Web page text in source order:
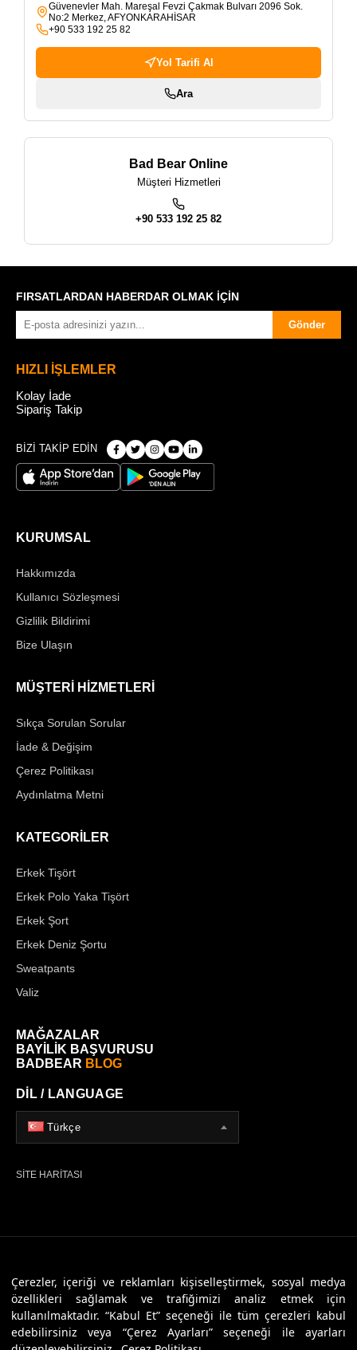
Çerezler, içeriği ve reklamları kişiselleştirmek, sosyal medya
özellikleri sağlamak ve trafiğimizi analiz etmek için
kullanılmaktadır. “Kabul Et” seçeneği ile tüm çerezleri kabul
edebilirsiniz veya “Çerez Ayarları” seçeneği ile ayarları
Güvenevler Mah. Mareşal Fevzi Çakmak Bulvarı 2096 Sok.
No:2 Merkez, AFYONKARAHİSAR
+90 533 192 25 82
Yol Tarifi Al
Ara
Bad Bear Online
Müşteri Hizmetleri
+90 533 192 25 82
FIRSATLARDAN HABERDAR OLMAK İÇİN
Gönder
HIZLI İŞLEMLER
Kolay İade
Sipariş Takip
BİZİ TAKİP EDİN
KURUMSAL
Hakkımızda
Kullanıcı Sözleşmesi
Gizlilik Bildirimi
Bize Ulaşın
MÜŞTERİ HİZMETLERİ
Sıkça Sorulan Sorular
İade & Değişim
Çerez Politikası
Aydınlatma Metni
KATEGORİLER
Erkek Tişört
Erkek Polo Yaka Tişört
Erkek Şort
Erkek Deniz Şortu
Sweatpants
Valiz
MAĞAZALAR
BAYİLİK BAŞVURUSU
BADBEAR BLOG
DİL / LANGUAGE
Türkçe
SİTE HARİTASI